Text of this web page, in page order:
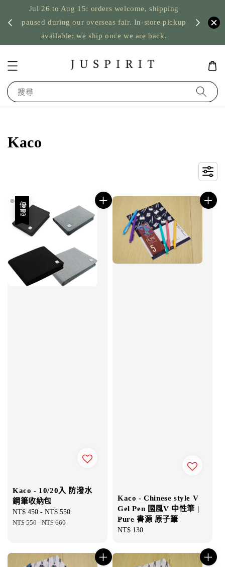
Jul 26 to Aug 15: orders welcome, shipping
paused during our overseas fair. In-store pickup
available; we ship once we are back.
US
搜尋
Kaco
優惠
Kaco - 10/20入 防潑水
鋼筆收納包
Sale
price
NT$ 450 - NT$ 550
NT$ 550-NT$ 660
Kaco - Chinese style V
Gel Pen 國風V 中性筆 |
Pure 書源 原子筆
Regular
NT$ 130